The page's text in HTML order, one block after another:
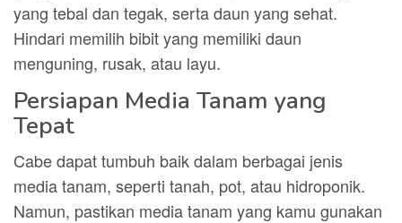
yang tebal dan tegak, serta daun yang sehat.
Hindari memilih bibit yang memiliki daun
menguning, rusak, atau layu.
Persiapan Media Tanam yang
Tepat
Cabe dapat tumbuh baik dalam berbagai jenis
media tanam, seperti tanah, pot, atau hidroponik.
Namun, pastikan media tanam yang kamu gunakan